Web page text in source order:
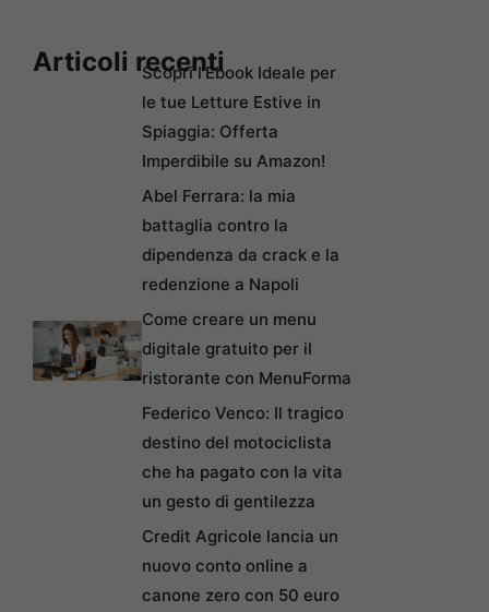
Articoli recentiScopri l’Ebook Ideale per
le tue Letture Estive in
Spiaggia: Offerta
Imperdibile su Amazon!
Abel Ferrara: la mia
battaglia contro la
dipendenza da crack e la
redenzione a Napoli
Come creare un menu
digitale gratuito per il
ristorante con MenuForma
Federico Venco: Il tragico
destino del motociclista
che ha pagato con la vita
un gesto di gentilezza
Credit Agricole lancia un
nuovo conto online a
canone zero con 50 euro